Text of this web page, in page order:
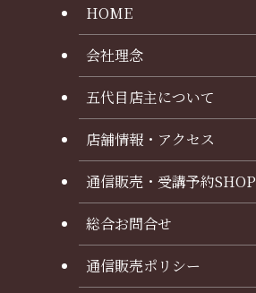
HOME
会社理念
五代目店主について
店舗情報・アクセス
通信販売・受講予約SHOP
総合お問合せ
通信販売ポリシー